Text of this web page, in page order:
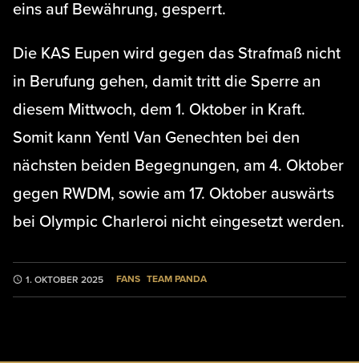
eins auf Bewährung, gesperrt.
Die KAS Eupen wird gegen das Strafmaß nicht
in Berufung gehen, damit tritt die Sperre an
diesem Mittwoch, dem 1. Oktober in Kraft.
Somit kann Yentl Van Genechten bei den
nächsten beiden Begegnungen, am 4. Oktober
gegen RWDM, sowie am 17. Oktober auswärts
bei Olympic Charleroi nicht eingesetzt werden.
1. OKTOBER 2025 FANS TEAM PANDA